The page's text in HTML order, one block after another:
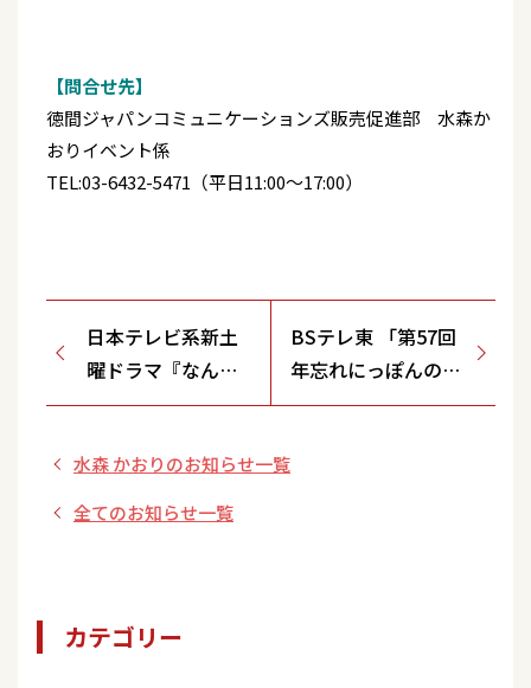
【問合せ先】
徳間ジャパンコミュニケーションズ販売促進部 水森か
おりイベント係
TEL:03-6432-5471（平日11:00～17:00）
日本テレビ系新土
曜ドラマ『なんで
私が神説教』に出
BSテレ東 「第57回
年忘れにっぽんの
歌 プレイバック第
水森 かおりのお知らせ一覧
全てのお知らせ一覧
カテゴリー